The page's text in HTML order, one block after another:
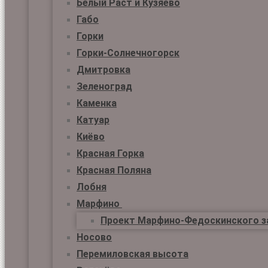
Белый Раст и Кузяево
Габо
Горки
Горки-Солнечногорск
Дмитровка
Зеленоград
Каменка
Катуар
Киёво
Красная Горка
Красная Поляна
Лобня
Марфино
Проект Марфино-Федоскинского
Носово
Перемиловская высота